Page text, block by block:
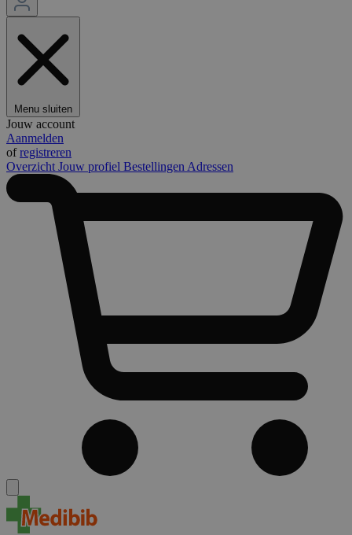
Menu sluiten
Jouw account
Aanmelden
ofregistreren
Overzicht Jouw profiel Bestellingen Adressen